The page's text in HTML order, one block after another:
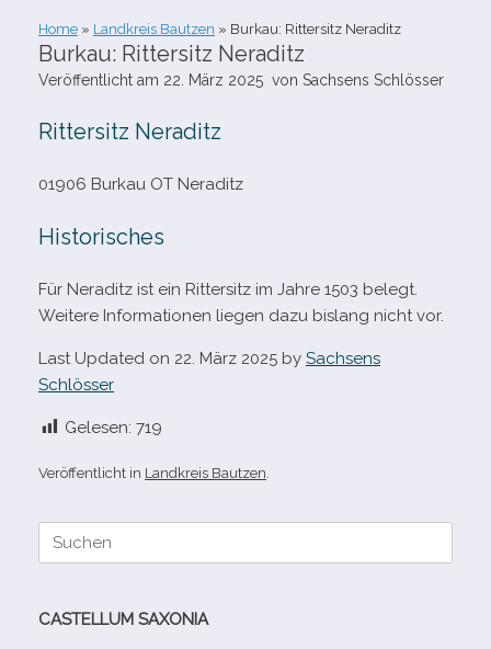
Home » Landkreis Bautzen » Burkau: Rittersitz Neraditz
Burkau: Rittersitz Neraditz
Veröffentlicht am 22. März 2025 von Sachsens Schlösser
Rittersitz Neraditz
01906 Burkau OT Neraditz
Historisches
Für Neraditz ist ein Rittersitz im Jahre 1503 belegt.
Weitere Informationen lie­gen dazu bis­lang nicht vor.
Last Updated on 22. März 2025 by Sachsens
Schlösser
Gelesen: 719
Veröffentlicht in Landkreis Bautzen
Suche
CASTELLUM SAXONIA